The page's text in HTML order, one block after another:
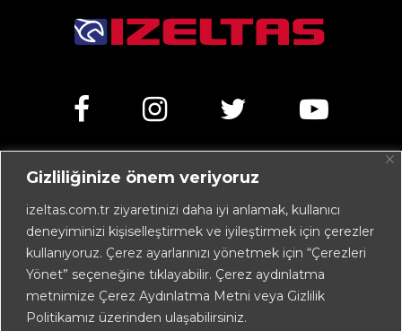
Gizliliğinize önem veriyoruz
izeltas.com.tr ziyaretinizi daha iyi anlamak, kullanıcı
deneyiminizi kişiselleştirmek ve iyileştirmek için çerezler
kullanıyoruz. Çerez ayarlarınızı yönetmek için “Çerezleri
Yönet” seçeneğine tıklayabilir. Çerez aydınlatma
metnimize Çerez Aydınlatma Metni veya Gizlilik
Politikamız üzerinden ulaşabilirsiniz.
TÜRKİYE
+90 232 472 13 75 (pbx)
+90 232 472 13 78
info@izeltas.com.tr